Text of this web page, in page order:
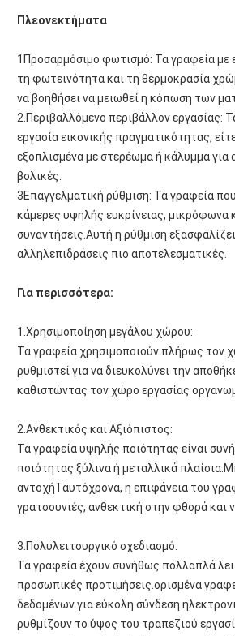
Πλεονεκτήματα
1Προσαρμόσιμο φωτισμό: Τα γραφεία με
τη φωτεινότητα και τη θερμοκρασία
να βοηθήσει να μειωθεί η κόπωση των
2.Περιβαλλόμενο περιβάλλον εργασίας:
εργασία εικονικής πραγματικότητας,
εξοπλισμένα με στερέωμα ή κάλυμμα
βολικές.
3Επαγγελματική ρύθμιση: Τα γραφεία
κάμερες υψηλής ευκρίνειας, μικρόφωνα
συναντήσεις.Αυτή η ρύθμιση
αλληλεπιδράσεις πιο αποτελεσματικές.
Για περισσότερα:
1.Χρησιμοποίηση μεγάλου χώρου:
Τα γραφεία χρησιμοποιούν πλήρως τον
ρυθμιστεί για να διευκολύνει την
καθιστώντας τον χώρο εργασίας
2.Ανθεκτικός και Αξιόπιστος:
Τα γραφεία υψηλής ποιότητας είναι
ποιότητας ξύλινα ή μεταλλικά
αντοχήΤαυτόχρονα, η επιφάνεια του
γρατσουνιές, ανθεκτική στην φθορά και
3.Πολυλειτουργικό σχεδιασμό:
Τα γραφεία έχουν συνήθως πολλαπλά
προσωπικές προτιμήσεις.ορισμένα
δεδομένων για εύκολη σύνδεση
ρυθμίζουν το ύψος του τραπεζιού